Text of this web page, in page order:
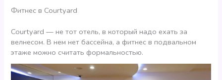
Фитнес в Courtyard
Courtyard — не тот отель, в который надо ехать за
велнесом. В нем нет бассейна, а фитнес в подвальном
этаже можно считать формальностью.